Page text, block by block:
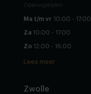
Openingstijden
Ma t/m vr 10:00 - 17:00
Za 10:00 - 17:00
Zo 12:00 - 16:00
Lees meer
Zwolle